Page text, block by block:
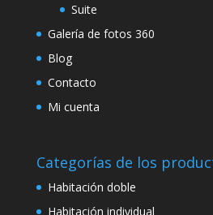
Suite
Galería de fotos 360
Blog
Contacto
Mi cuenta
Categorías de los
Habitación doble
Habitación individual